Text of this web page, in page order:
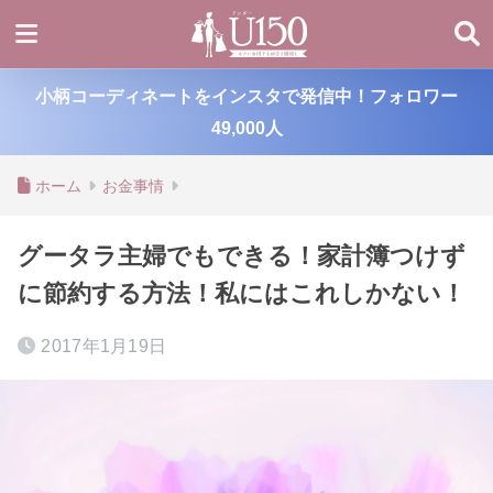
小柄コーディネートをインスタで発信中！フォロワー
49,000人
ホーム お金事情
グータラ主婦でもできる！家計簿つけず
に節約する方法！私にはこれしかない！
2017年1月19日